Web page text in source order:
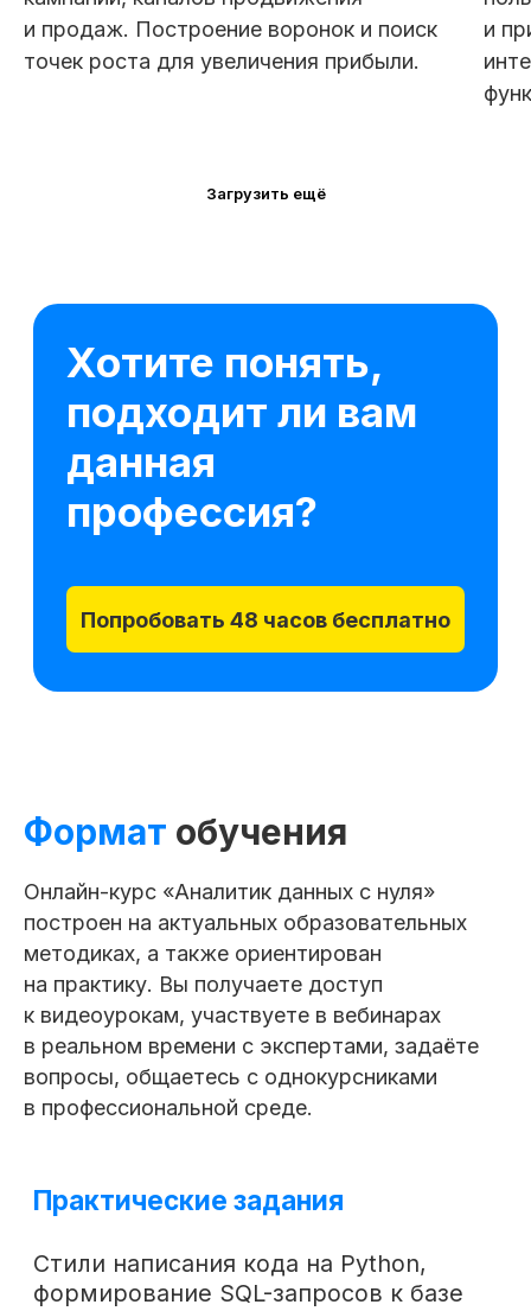
и продаж. Построение воронок и поиск
точек роста для увеличения прибыли.
и
Загрузить ещё
Формат обучения
Онлайн-курс «Аналитик данных с нуля»
построен на актуальных образовательных
методиках, а также ориентирован
на практику. Вы получаете доступ
к видеоурокам, участвуете в вебинарах
в реальном времени с экспертами, задаёте
вопросы, общаетесь с однокурсниками
в профессиональной среде.